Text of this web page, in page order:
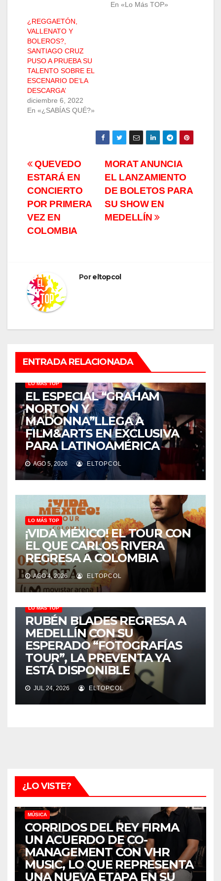
En «Lo Más TOP»
¿REGGAETÓN,
VALLENATO Y
BOLEROS?,
SANTIAGO CRUZ
PUSO A PRUEBA SU
TALENTO SOBRE EL
ESCENARIO DE‘LA
DESCARGA’
diciembre 6, 2022
En «¿SABÍAS QUÉ?»
Navegación
de
entradas
MORAT ANUNCIA
EL LANZAMIENTO
DE BOLETOS PARA
SU SHOW EN
MEDELLÍN
QUEVEDO
ESTARÁ EN
CONCIERTO
POR PRIMERA
VEZ EN
COLOMBIA
Poreltopcol
ENTRADA RELACIONADA
LO MÁS TOP
EL ESPECIAL “GRAHAM
NORTON Y
MADONNA”LLEGA A
FILM&ARTS EN EXCLUSIVA
PARA LATINOAMÉRICA
AGO 5, 2026 ELTOPCOL
LO MÁS TOP
¡VIDA MÉXICO! EL TOUR CON
EL QUE CARLOS RIVERA
REGRESA A COLOMBIA
AGO 4, 2026 ELTOPCOL
LO MÁS TOP
RUBÉN BLADES REGRESA A
MEDELLÍN CON SU
ESPERADO “FOTOGRAFÍAS
TOUR”, LA PREVENTA YA
ESTÁ DISPONIBLE
JUL 24, 2026 ELTOPCOL
¿LO VISTE?
MÚSICA
CORRIDOS DEL REY FIRMA
UN ACUERDO DE CO-
MANAGEMENT CON VHR
MUSIC, LO QUE REPRESENTA
UNA NUEVA ETAPA EN SU